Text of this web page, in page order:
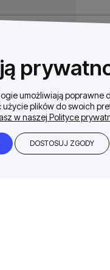
umożliwiają
plików do swoich
w naszej Polityce
DOSTOSUJ ZGODY